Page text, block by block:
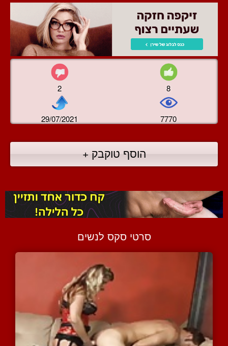
2 8
29/07/2021 7770
הוסף טוקבק +
סרטי סקס לנשים